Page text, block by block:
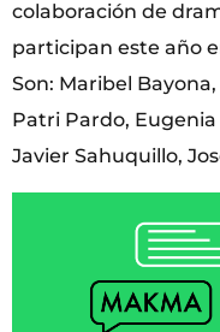
colaboración de
participan este año
Son: Maribel
Patri Pardo,
Javier Sahuquillo,